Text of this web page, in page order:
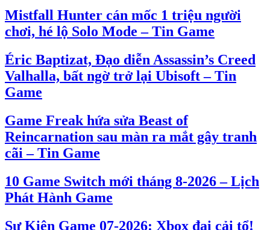
Mistfall Hunter cán mốc 1 triệu người
chơi, hé lộ Solo Mode – Tin Game
Éric Baptizat, Đạo diễn Assassin’s Creed
Valhalla, bất ngờ trở lại Ubisoft – Tin
Game
Game Freak hứa sửa Beast of
Reincarnation sau màn ra mắt gây tranh
cãi – Tin Game
10 Game Switch mới tháng 8-2026 – Lịch
Phát Hành Game
Sự Kiện Game 07-2026: Xbox đại cải tổ!